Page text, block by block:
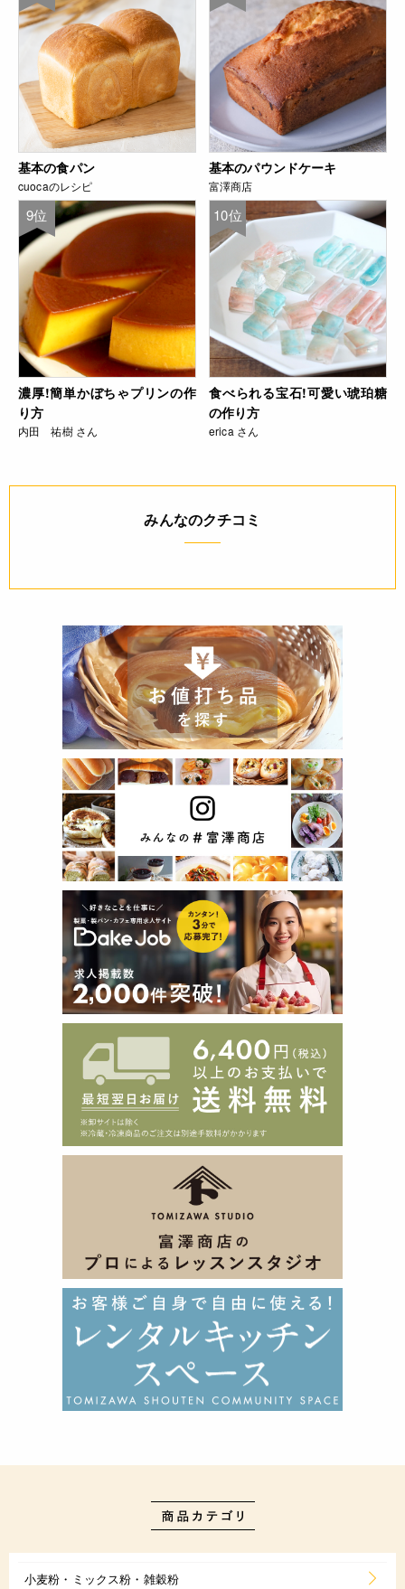
基本の食パン
cuocaのレシピ
基本のパウンドケーキ
富澤商店
9位
濃厚!簡単かぼちゃプリンの作
り方
内田 祐樹 さん
10位
食べられる宝石!可愛い琥珀糖
の作り方
erica さん
みんなのクチコミ
小麦粉・ミックス粉・雑穀粉